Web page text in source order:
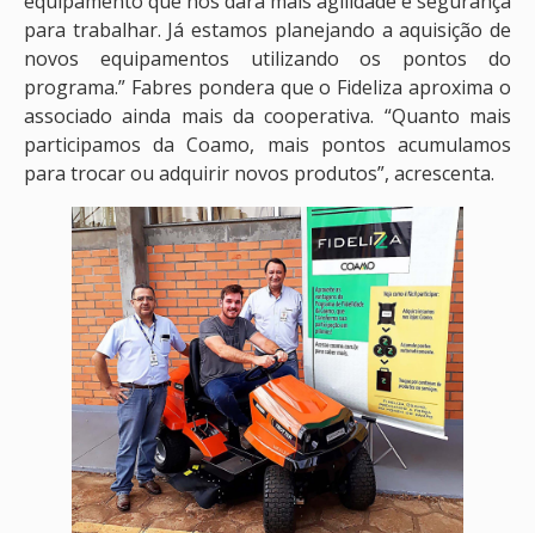
para trabalhar. Já estamos planejando a aquisição de
novos equipamentos utilizando os pontos do
programa.” Fabres pondera que o Fideliza aproxima o
associado ainda mais da cooperativa. “Quanto mais
participamos da Coamo, mais pontos acumulamos
para trocar ou adquirir novos produtos”, acrescenta.